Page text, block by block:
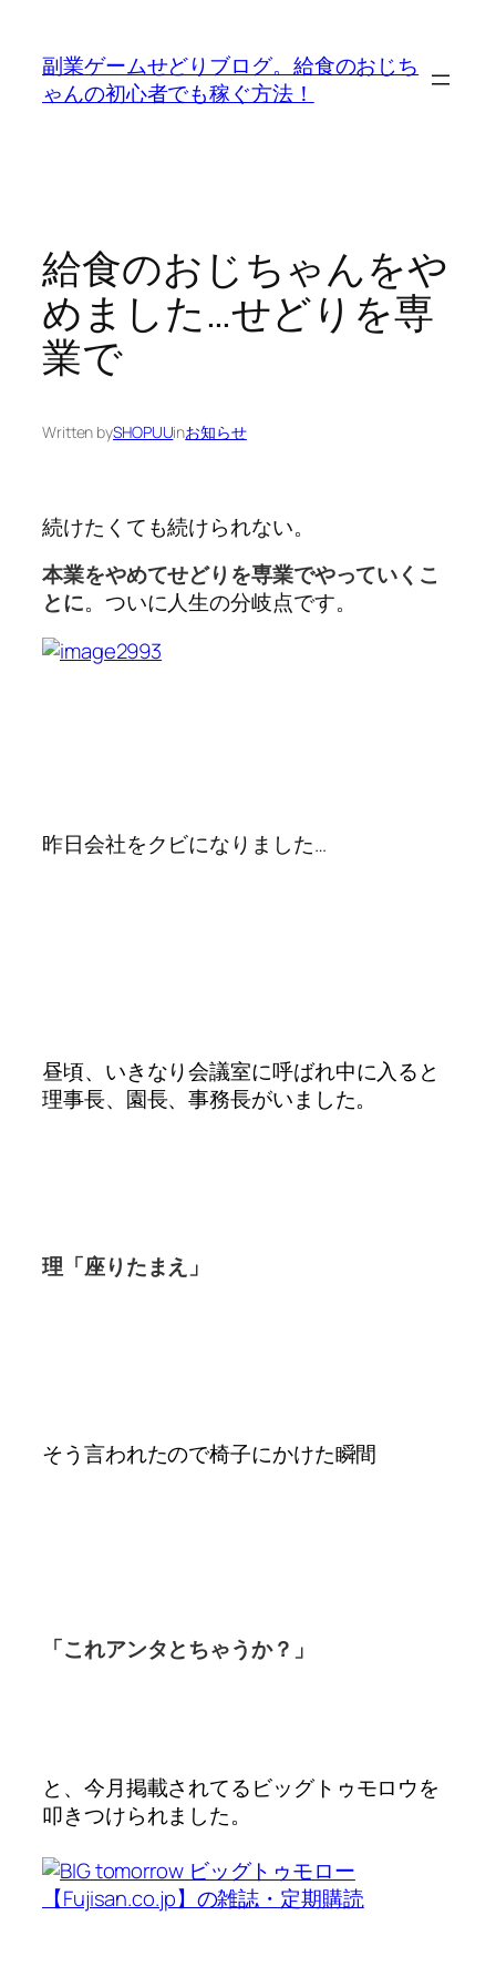
副業ゲームせどりブログ。給食のおじち
ゃんの初心者でも稼ぐ方法！
給食のおじちゃんをや
めました…せどりを専
業で
Written bySHOPUUinお知らせ
続けたくても続けられない。
本業をやめてせどりを専業でやっていくこ
とに。ついに人生の分岐点です。
昨日会社をクビになりました…
昼頃、いきなり会議室に呼ばれ中に入ると
理事長、園長、事務長がいました。
理「座りたまえ」
そう言われたので椅子にかけた瞬間
「これアンタとちゃうか？」
と、今月掲載されてるビッグトゥモロウを
叩きつけられました。